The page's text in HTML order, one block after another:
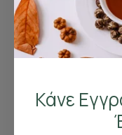
Κάνε
Σχετικά